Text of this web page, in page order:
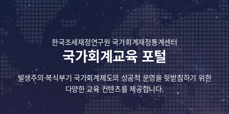
한국조세재정연구원 국가회계재정통계센터
국가회계교육 포털
발생주의·복식부기 국가회계제도의 성공적 운영을 뒷받침하기 위한
다양한 교육 컨텐츠를 제공합니다.